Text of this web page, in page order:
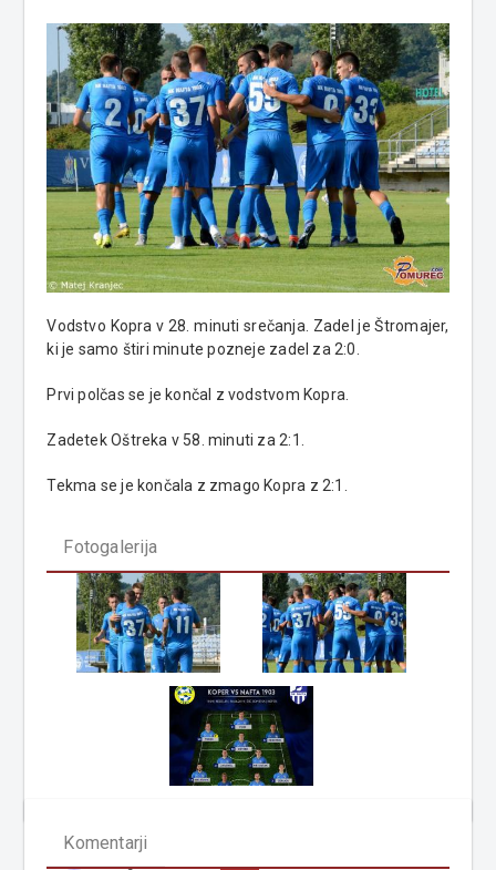
Vodstvo Kopra v 28. minuti srečanja. Zadel je Štromajer,
ki je samo štiri minute pozneje zadel za 2:0.
Prvi polčas se je končal z vodstvom Kopra.
Zadetek Oštreka v 58. minuti za 2:1.
Tekma se je končala z zmago Kopra z 2:1.
Fotogalerija
Komentarji